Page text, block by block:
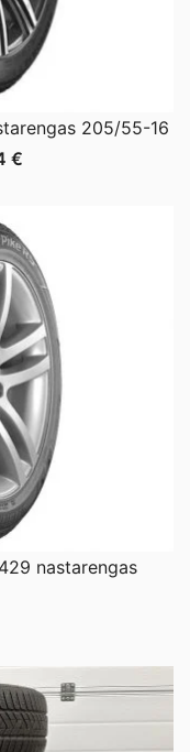
205/55-16
€.
€Nykyinen
157,64 €.
nastarengas